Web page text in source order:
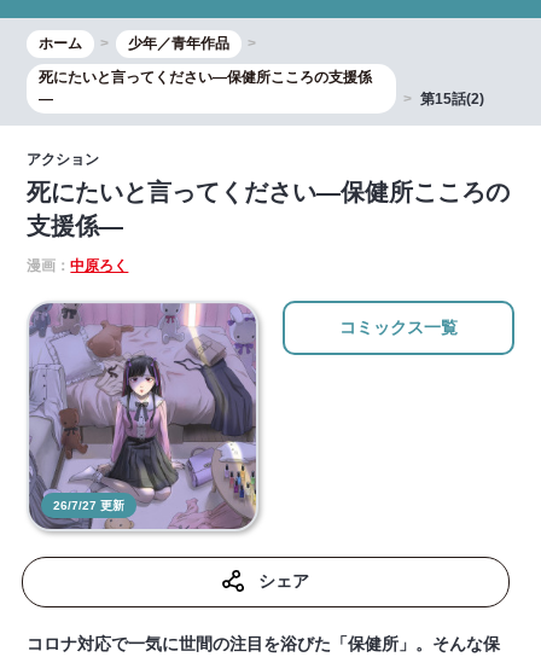
ホーム
少年／青年作品
死にたいと言ってください―保健所こころの支援係
―
第15話(2)
アクション
死にたいと言ってください―保健所こころの
支援係―
漫画：中原ろく
26/7/27 更新
コミックス一覧
シェア
コロナ対応で一気に世間の注目を浴びた「保健所」。そんな保